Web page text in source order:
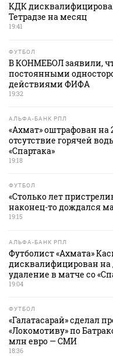
КДК
Тетрадзе на месяц
19:41
ФУТБОЛ
В КОНМЕБОЛ заявили,
постоянными
действиями ФИФА
19:32
АЛЬФА-БАНК РПЛ
«Ахмат» оштрафован на
отсутствие горячей
«Спартака»
19:18
ФУТБОЛ
«Столько лет
наконец-то дождался
19:15
АЛЬФА-БАНК РПЛ
Футболист «Ахмата»
дисквалифицирован на
удаление в матче со
19:04
ФУТБОЛ
«Галатасарай» сделал
«Локомотиву» по
млн евро — СМИ
18:36